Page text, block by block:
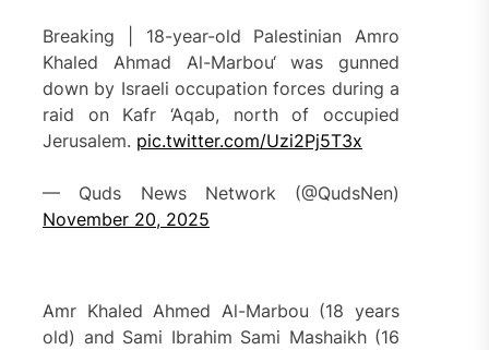
Breaking | 18-year-old Palestinian Amro
Khaled Ahmad Al-Marbou‘ was gunned
down by Israeli occupation forces during a
raid on Kafr ‘Aqab, north of occupied
Jerusalem. pic.twitter.com/Uzi2Pj5T3x
— Quds News Network (@QudsNen)
November 20, 2025
Amr Khaled Ahmed Al-Marbou (18 years
old) and Sami Ibrahim Sami Mashaikh (16